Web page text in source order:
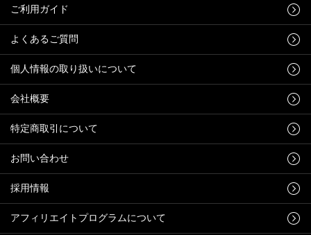
ご利用ガイド
よくあるご質問
個人情報の取り扱いについて
会社概要
特定商取引について
お問い合わせ
採用情報
アフィリエイトプログラムについて